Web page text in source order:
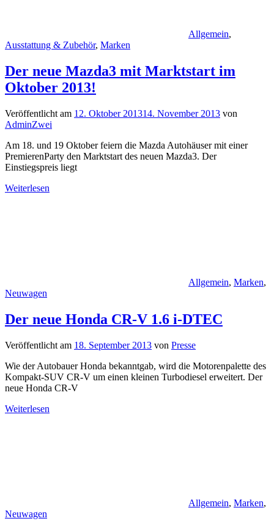
Allgemein,
Ausstattung & Zubehör, Marken
Der neue Mazda3 mit Marktstart im
Oktober 2013!
Veröffentlicht am 12. Oktober 201314. November 2013 von
AdminZwei
Am 18. und 19 Oktober feiern die Mazda Autohäuser mit einer
PremierenParty den Marktstart des neuen Mazda3. Der
Einstiegspreis liegt
Weiterlesen
Allgemein, Marken,
Neuwagen
Der neue Honda CR-V 1.6 i-DTEC
Veröffentlicht am 18. September 2013 von Presse
Wie der Autobauer Honda bekanntgab, wird die Motorenpalette des
Kompakt-SUV CR-V um einen kleinen Turbodiesel erweitert. Der
neue Honda CR-V
Weiterlesen
Allgemein, Marken,
Neuwagen